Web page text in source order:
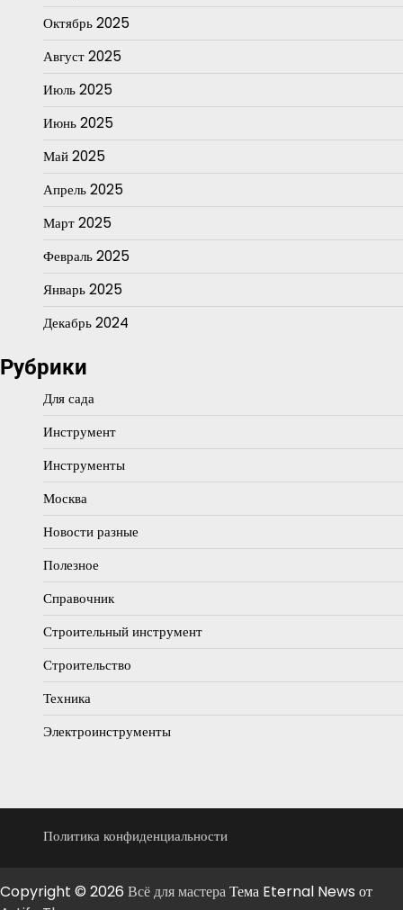
Октябрь 2025
Август 2025
Июль 2025
Июнь 2025
Май 2025
Апрель 2025
Март 2025
Февраль 2025
Январь 2025
Декабрь 2024
Рубрики
Для сада
Инструмент
Инструменты
Москва
Новости разные
Полезное
Справочник
Строительный инструмент
Строительство
Техника
Электроинструменты
Политика конфиденциальности
Copyright © 2026 Всё для мастераТема Eternal News от